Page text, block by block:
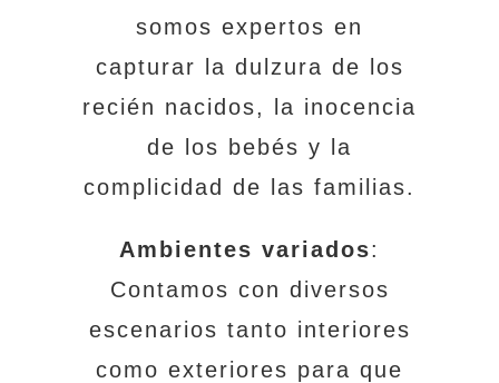
somos expertos en
capturar la dulzura de los
recién nacidos, la inocencia
de los bebés y la
complicidad de las familias.
Ambientes variados:
Contamos con diversos
escenarios tanto interiores
como exteriores para que